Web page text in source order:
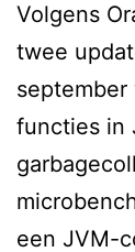
Volgens
twee
functies in
een JVM-